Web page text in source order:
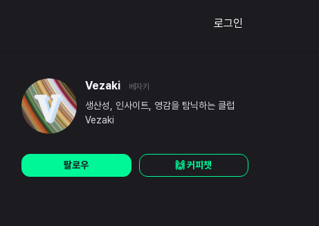
로그인
Vezaki 베자키
생산성, 인사이트, 영감을 탐닉하는 클럽
Vezaki
팔로우 🙌 커피챗